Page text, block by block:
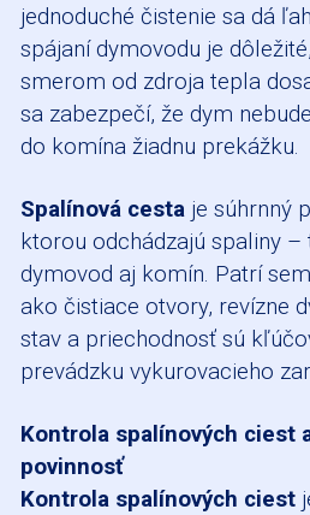
jednoduché čistenie sa dá
spájaní dymovodu je
smerom od zdroja tepla
sa zabezpečí, že dym
do komína žiadnu prekážku.
Spalínová cesta je súhrnný
ktorou odchádzajú spaliny –
dymovod aj komín. Patrí
ako čistiace otvory, revízne
stav a priechodnosť sú
prevádzku vykurovacieho
Kontrola spalínových ciest
povinnosť
Kontrola spalínových ciest